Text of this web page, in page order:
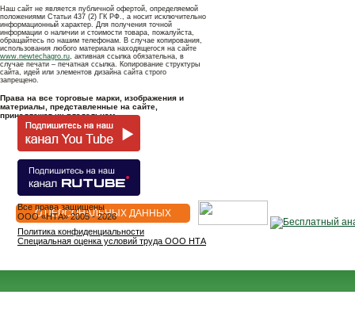
Наш сайт не является публичной офертой, определяемой
положениями Статьи 437 (2) ГК РФ., а носит исключительно
информационный характер. Для получения точной
информации о наличии и стоимости товара, пожалуйста,
обращайтесь по нашим телефонам. В случае копирования,
использования любого материала находящегося на сайте
www.newtechagro.ru, активная ссылка обязательна, в
случае печати – печатная ссылка. Копирование структуры
сайта, идей или элементов дизайна сайта строго
запрещено.
Права на все торговые марки, изображения и
материалы, представленные на сайте,
принадлежат их владельцам.
О ПЕРСОНАЛЬНЫХ ДАННЫХ
Все права защищены
OOO «НТА» 2005 - 2026
Политика конфиденциальности
Специальная оценка условий труда ООО НТА